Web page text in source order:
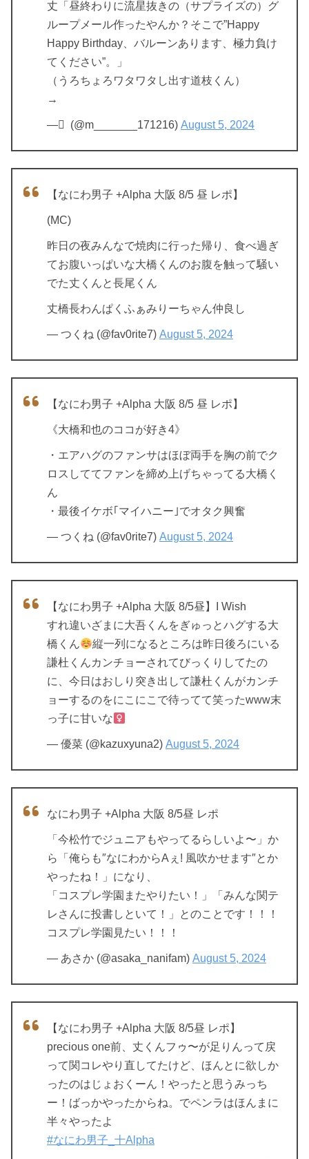
丈「昼終わりに流星抜きの（サプライズの）グ
ループメール作ったやんか？そこで”Happy
Happy Birthday、バルーンあります、極力負け
てください”。」
（うろちょろワタワタし出す道枝くん）
→
— ْ (@m_______171216) August 5, 2024
【なにわ男子 +Alpha 大阪 8/5 昼 レポ】
(MC)
昨日の夜みんなで焼肉に行った帰り、食べ過ぎ
てお腹いっぱいな大橋くんのお腹を触って騒い
でた丈くんと長尾くん
丈橋長わんぱくふぁみりーちゃん仲良し
— つくね (@fav0rite7) August 5, 2024
【なにわ男子 +Alpha 大阪 8/5 昼 レポ】
《大橋和也のココが好き4》
・エアハグのファンサはほぼ両手を胸の前でク
ロスしててファンを締め上げちゃってる大橋く
ん
・最後イケボ｢マイハニー｣でオタク興奮
— つくね (@fav0rite7) August 5, 2024
【なにわ男子 +Alpha 大阪 8/5昼】I Wish
すれ違いざまに大吾くんをぎゅっとハグする大
橋くん
縦一列になるところは昨日後ろにいる
謙杜くんカンチョーされてびっくりしてたの
に、今日はおしり突き出して謙杜くんがカンチ
ョーするのをにこにこで待ってて笑ったwww末
っ子に甘いな‍
— 優菜 (@kazuxyuna2) August 5, 2024
なにわ男子 +Alpha 大阪 8/5昼 レポ
「今松竹でジュニアもやってるらしいよ〜」か
ら「俺らも″なにわからAぇ! 風吹かせます″とか
やったね！」になり、
「コスプレ学園またやりたい！」「みんな関テ
レさんに投書しといて！」とのことです！！！
コスプレ学園見たい！！！
— あさか (@asaka_nanifam) August 5, 2024
【なにわ男子 +Alpha 大阪 8/5昼 レポ】
precious one前、丈くんフゥ〜が足りんって戻
って関コレやり直してたけど、ほんとに欲しか
ったのはじょおくーん！やったと思うみっち
ー！ばっかやったからね。でペンラはほんまに
半々やったよ
#なにわ男子_十Alpha